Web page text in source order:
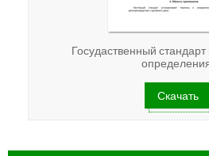
Госудаственный
Скачать